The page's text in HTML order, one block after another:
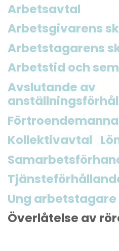
Arbetsavtal
Arbetsgivarens
Arbetstagarens
Arbetstid och
Avslutande av
Kollektivavtal
Ung arbetstagare
Överlåtelse av